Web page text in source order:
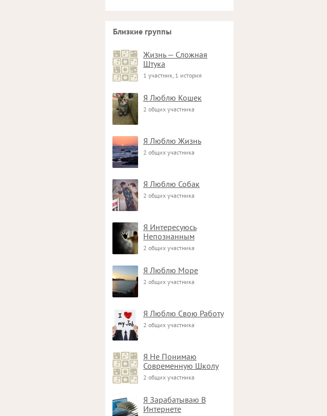
Близкие группы
Жизнь — Сложная
Штука
1 участник, 1 история
Я Люблю Кошек
2 общих участника
Я Люблю Жизнь
2 общих участника
Я Люблю Собак
2 общих участника
Я Интересуюсь
Непознанным
2 общих участника
Я Люблю Море
2 общих участника
Я Люблю Свою Работу
2 общих участника
Я Не Понимаю
Современную Школу
2 общих участника
Я Зарабатываю В
Интернете